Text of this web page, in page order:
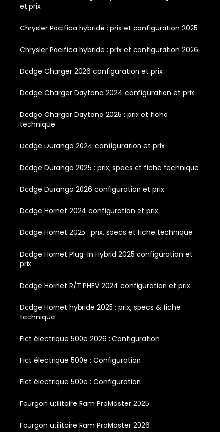
et prix
Chrysler Pacifica hybride : prix et configuration 2025
Chrysler Pacifica hybride : prix et configuration 2026
Dodge Charger 2026 configuration et prix
Dodge Charger Daytona 2024 configuration et prix
Dodge Charger Daytona 2025 : prix et fiche
technique
Dodge Durango 2024 configuration et prix
Dodge Durango 2025 : prix, specs et fiche technique
Dodge Durango 2026 configuration et prix
Dodge Hornet 2024 configuration et prix
Dodge Hornet 2025 : prix, specs et fiche technique
Dodge Hornet Plug-In Hybrid 2025 configuration et
prix
Dodge Hornet R/T PHEV 2024 configuration et prix
Dodge Hornet hybride 2025 : prix, specs & fiche
technique
Fiat électrique 500e 2026 : Configuration
Fiat électrique 500e : Configuration
Fiat électrique 500e : Configuration
Fourgon utilitaire Ram ProMaster 2025
Fourgon utilitaire Ram ProMaster 2026